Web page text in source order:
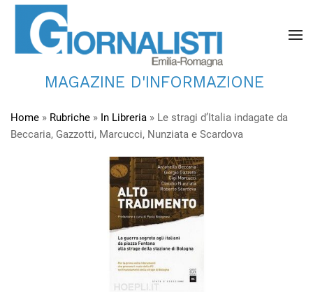
MAGAZINE D'INFORMAZIONE
Home » Rubriche » In Libreria » Le stragi d’Italia indagate da
Beccaria, Gazzotti, Marcucci, Nunziata e Scardova